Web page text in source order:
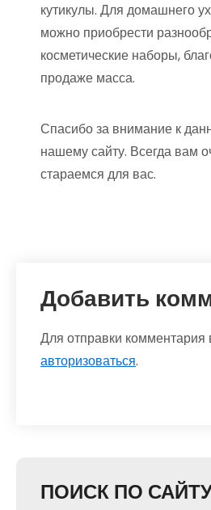
кутикулы. Для домашнего
можно приобрести
косметические наборы,
продаже масса.
Спасибо за внимание к
нашему сайту. Всегда вам
стараемся для вас.
Добавить
Для отправки
авторизоваться.
ПОИСК ПО